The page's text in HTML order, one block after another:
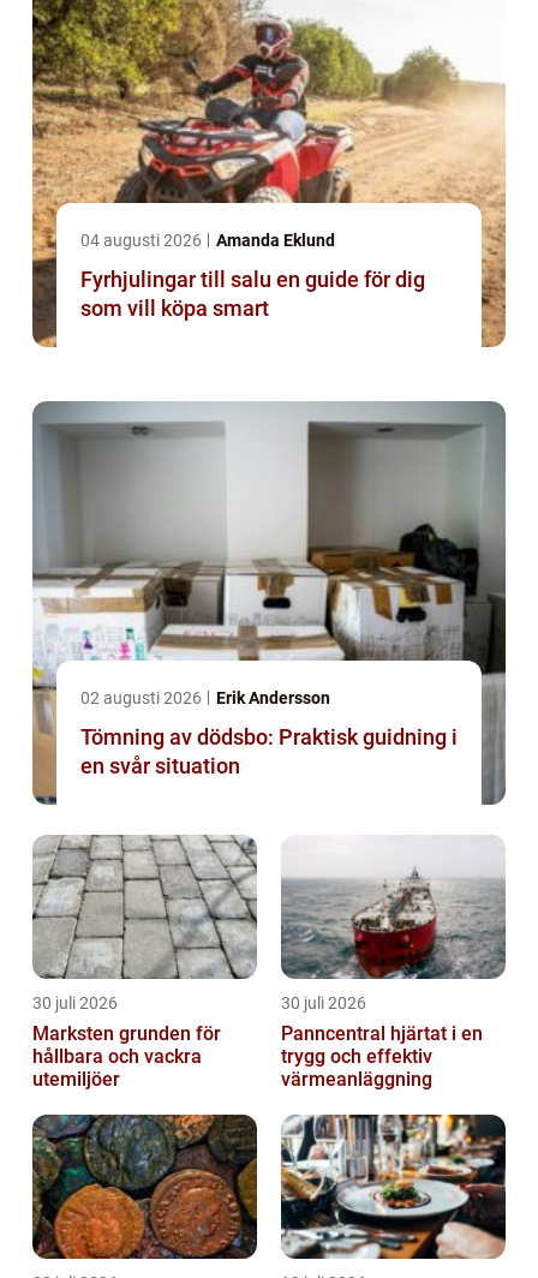
04 augusti 2026 Amanda Eklund
Fyrhjulingar till salu en guide för dig
som vill köpa smart
02 augusti 2026 Erik Andersson
Tömning av dödsbo: Praktisk guidning i
en svår situation
30 juli 2026
Marksten grunden för
hållbara och vackra
utemiljöer
30 juli 2026
Panncentral hjärtat i en
trygg och effektiv
värmeanläggning